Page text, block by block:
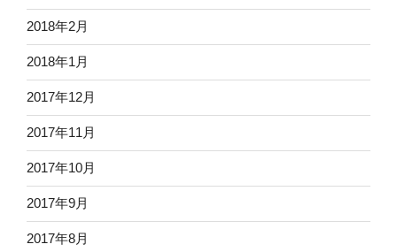
2018年2月
2018年1月
2017年12月
2017年11月
2017年10月
2017年9月
2017年8月